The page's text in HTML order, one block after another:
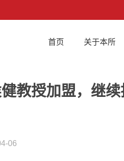
首页 关于本所
教授加盟，继
06